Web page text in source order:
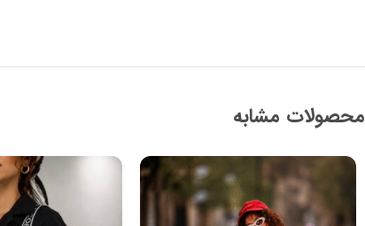
محصولات مشابه